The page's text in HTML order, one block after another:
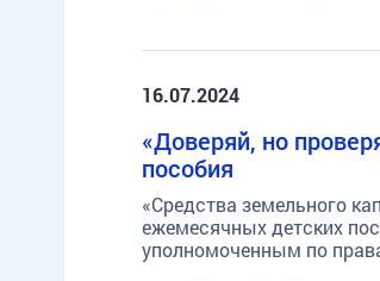
16.07.2024
«Доверяй, но
пособия
«Средства земельного
ежемесячных детских
уполномоченным по